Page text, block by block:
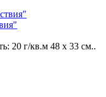
20 г/кв.м 48 х 33 см..